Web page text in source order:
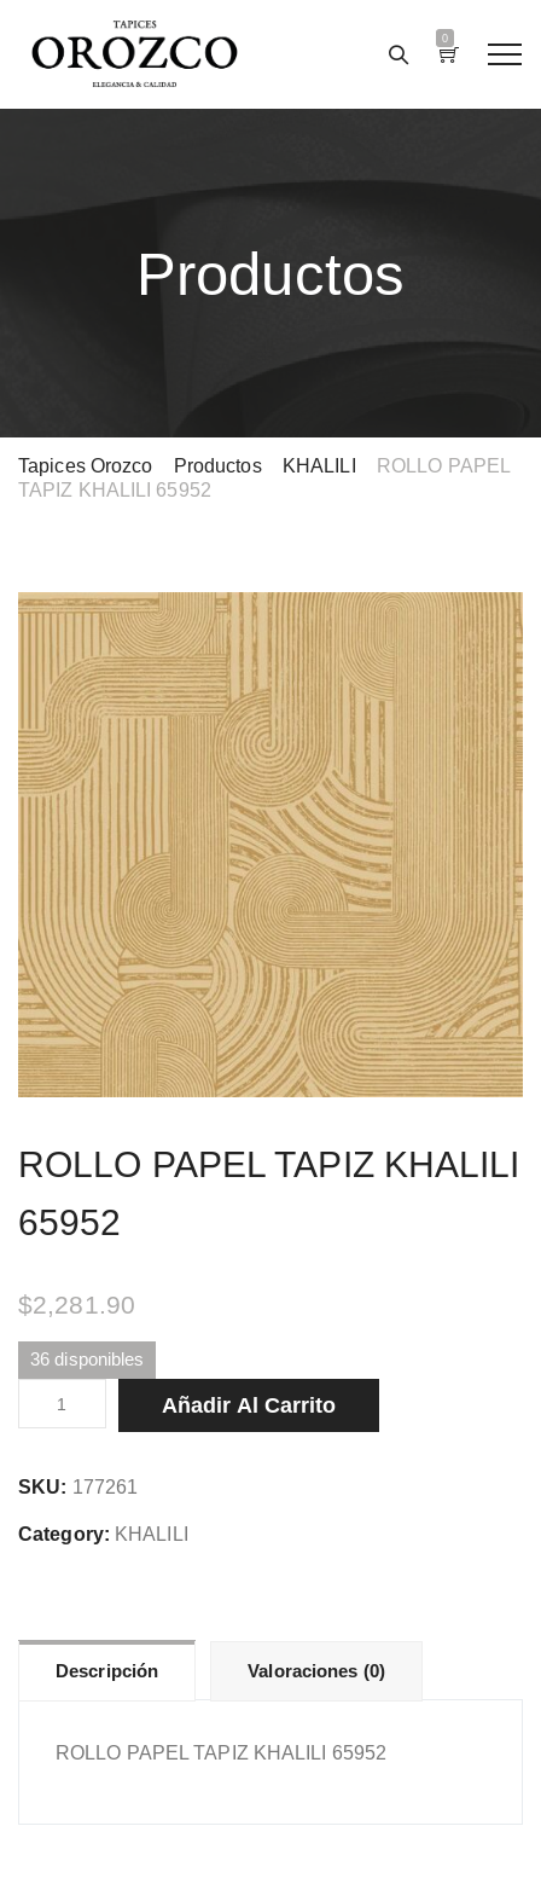
0
Productos
Tapices Orozco Productos> KHALILI
ROLLO PAPEL
TAPIZ KHALILI 65952
ROLLO PAPEL TAPIZ KHALILI
65952
$2,281.90
36 disponibles
ROLLO
PAPEL
KHALILI
65952
Añadir Al Carrito
SKU: 177261
Category: KHALILI
Descripción Valoraciones (0)
ROLLO PAPEL TAPIZ KHALILI 65952